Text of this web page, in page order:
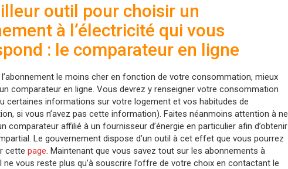
outil pour choisir un
à l’électricité qui vous
: le comparateur en ligne
le moins cher en fonction de votre consommation, mieux
comparateur en ligne. Vous devrez y renseigner votre consommation
certaines informations sur votre logement et vos habitudes de
si vous n’avez pas cette information). Faites néanmoins attention à ne
comparateur affilié à un fournisseur d’énergie en particulier afin d’obtenir
Le gouvernement dispose d’un outil à cet effet que vous pourrez
cette page. Maintenant que vous savez tout sur les abonnements à
ne vous reste plus qu’à souscrire l’offre de votre choix en contactant le